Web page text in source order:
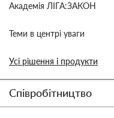
Академія ЛІГА:ЗАКОН
Теми в центрі уваги
Усі рішення і продукти
Співробітництво